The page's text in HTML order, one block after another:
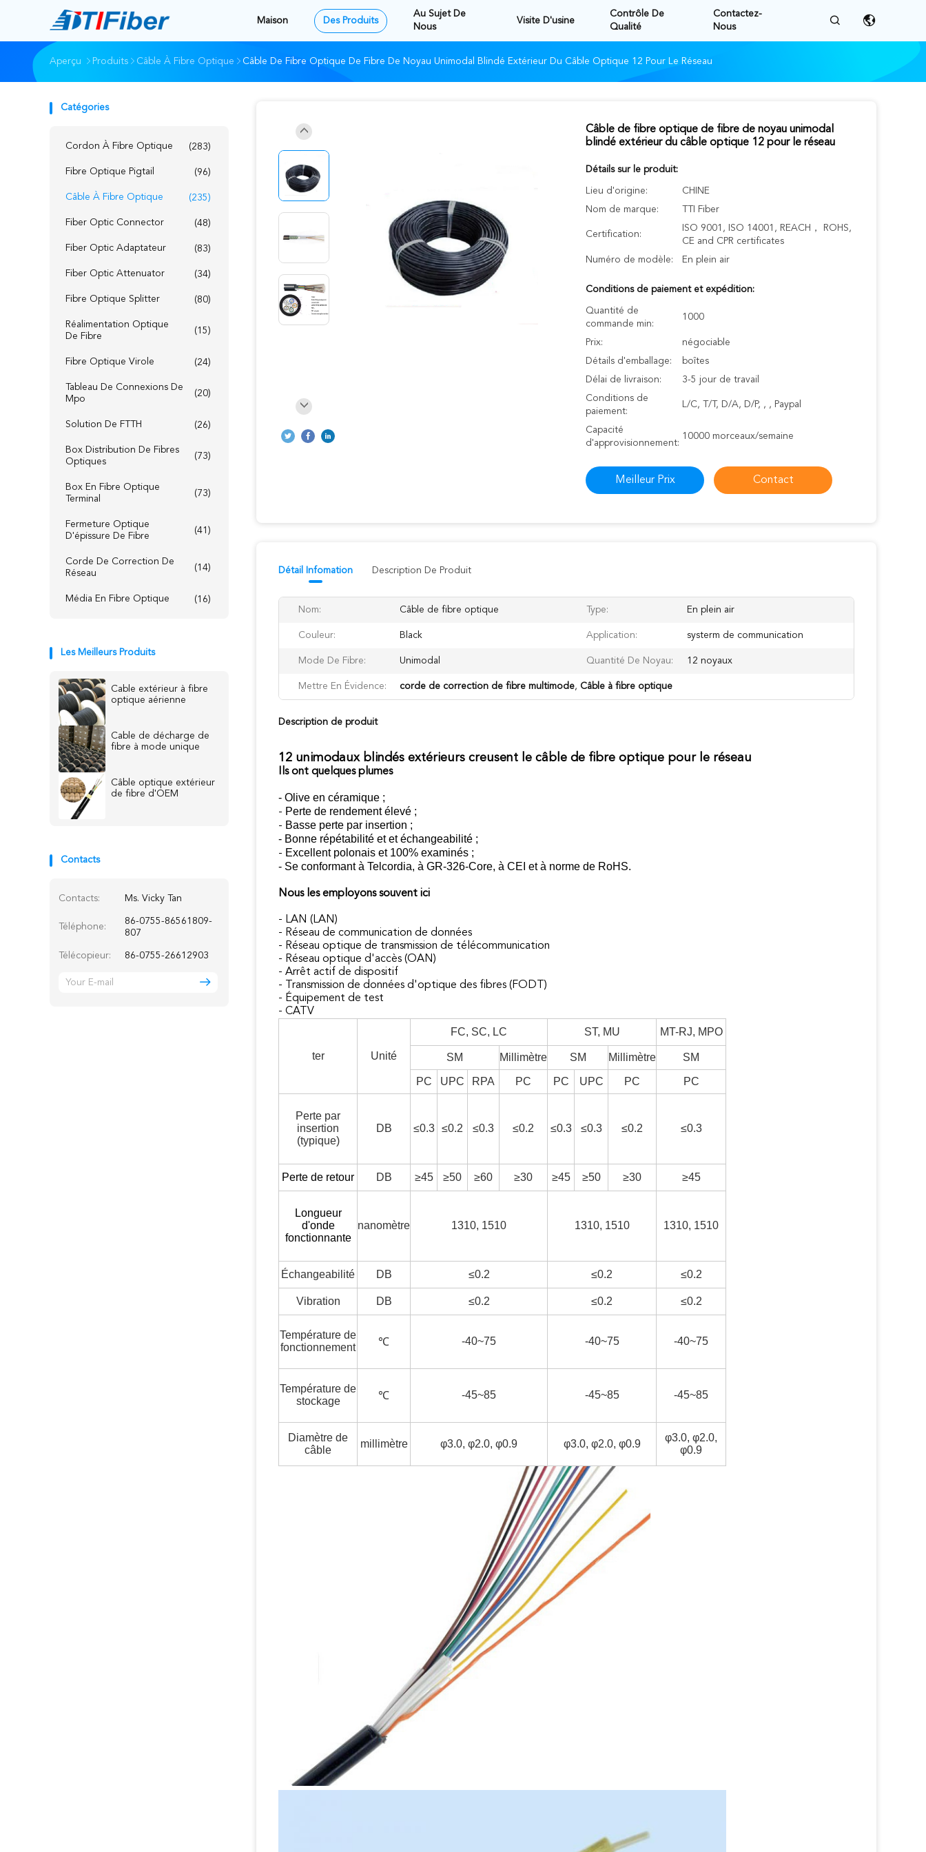
Maison Des Produits
Au Sujet De
Nous
Visite D'usine
Contrôle De
Qualité
Contactez-
Nous
Aperçu Produits Câble À Fibre Optique Câble De Fibre Optique De Fibre De Noyau Unimodal Blindé Extérieur Du Câble Optique 12 Pour Le Réseau
Catégories
Cordon À Fibre Optique (283)
Fibre Optique Pigtail (96)
Câble À Fibre Optique (235)
Fiber Optic Connector (48)
Fiber Optic Adaptateur (83)
Fiber Optic Attenuator (34)
Fibre Optique Splitter (80)
Réalimentation Optique
De Fibre
(15)
Fibre Optique Virole (24)
Tableau De Connexions De
Mpo
(20)
Solution De FTTH (26)
Box Distribution De Fibres
Optiques
(73)
Box En Fibre Optique
Terminal
(73)
Fermeture Optique
D'épissure De Fibre
(41)
Corde De Correction De
Réseau
(14)
Média En Fibre Optique (16)
Les Meilleurs Produits
Cable extérieur à fibre
optique aérienne
Cable de décharge de
fibre à mode unique
Câble optique extérieur
de fibre d'OEM
Contacts
Contacts: Ms. Vicky Tan
Téléphone:
86-0755-86561809-
807
Télécopieur: 86-0755-26612903
Câble de fibre optique de fibre de noyau unimodal
blindé extérieur du câble optique 12 pour le réseau
Détails sur le produit:
Lieu d'origine:
CHINE
Nom de marque:
TTI Fiber
Certification:
ISO 9001, ISO 14001, REACH， ROHS,
CE and CPR certificates
Numéro de modèle:
En plein air
Conditions de paiement et expédition:
Quantité de
commande min:
1000
Prix:
négociable
Détails d'emballage:
boîtes
Délai de livraison:
3-5 jour de travail
Conditions de
paiement:
L/C, T/T, D/A, D/P, , , Paypal
Capacité
d'approvisionnement:
10000 morceaux/semaine
Meilleur Prix Contact
Détail Infomation Description De Produit
Nom: Câble de fibre optique Type: En plein air
Couleur: Black Application: systerm de communication
Mode De Fibre: Unimodal Quantité De Noyau: 12 noyaux
Mettre En Évidence: corde de correction de fibre multimode, Câble à fibre optique
Description de produit
12 unimodaux blindés extérieurs creusent le câble de fibre optique pour le réseau
Ils ont quelques plumes
- Olive en céramique ;
- Perte de rendement élevé ;
- Basse perte par insertion ;
- Bonne répétabilité et et échangeabilité ;
- Excellent polonais et 100% examinés ;
- Se conformant à Telcordia, à GR-326-Core, à CEI et à norme de RoHS.
Nous les employons souvent ici
- LAN (LAN)
- Réseau de communication de données
- Réseau optique de transmission de télécommunication
- Réseau optique d'accès (OAN)
- Arrêt actif de dispositif
- Transmission de données d'optique des fibres (FODT)
- Équipement de test
- CATV
ter Unité
FC, SC, LC ST, MU MT-RJ, MPO
SM Millimètre SM Millimètre SM
PC UPC RPA PC PC UPC PC PC
Perte par
insertion
(typique)
DB ≤0.3 ≤0.2 ≤0.3 ≤0.2 ≤0.3 ≤0.3 ≤0.2 ≤0.3
Perte de retour DB ≥45 ≥50 ≥60 ≥30 ≥45 ≥50 ≥30 ≥45
Longueur
d'onde
fonctionnante
nanomètre 1310, 1510 1310, 1510 1310, 1510
Échangeabilité DB ≤0.2 ≤0.2 ≤0.2
Vibration DB ≤0.2 ≤0.2 ≤0.2
Température de
fonctionnement
℃ -40~75 -40~75 -40~75
Température de
stockage
℃ -45~85 -45~85 -45~85
Diamètre de
câble
millimètre φ3.0, φ2.0, φ0.9 φ3.0, φ2.0, φ0.9
φ3.0, φ2.0,
φ0.9